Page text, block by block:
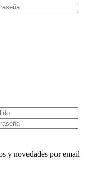
y novedades por email